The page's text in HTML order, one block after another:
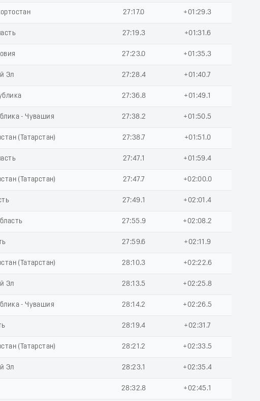
27:17.0 +01:29.3
27:19.3 +01:31.6
27:23.0 +01:35.3
Эл 27:28.4 +01:40.7
27:36.8 +01:49.1
- Чувашия 27:38.2 +01:50.5
(Татарстан) 27:38.7 +01:51.0
27:47.1 +01:59.4
(Татарстан) 27:47.7 +02:00.0
27:49.1 +02:01.4
27:55.9 +02:08.2
27:59.6 +02:11.9
(Татарстан) 28:10.3 +02:22.6
Эл 28:13.5 +02:25.8
- Чувашия 28:14.2 +02:26.5
28:19.4 +02:31.7
(Татарстан) 28:21.2 +02:33.5
Эл 28:23.1 +02:35.4
28:32.8 +02:45.1